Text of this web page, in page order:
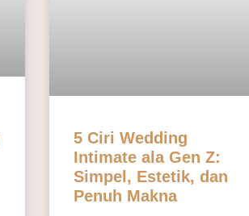
5 Ciri Wedding
Intimate ala Gen Z:
Simpel, Estetik, dan
Penuh Makna